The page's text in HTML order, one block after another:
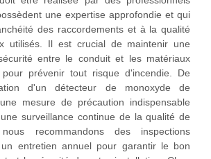
une expertise approfondie et qui
des raccordements et à la qualité
utilisés. Il est crucial de maintenir une
entre le conduit et les matériaux
pour prévenir tout risque d'incendie. De
d'un détecteur de monoxyde de
mesure de précaution indispensable
surveillance continue de la qualité de
recommandons des inspections
entretien annuel pour garantir le bon